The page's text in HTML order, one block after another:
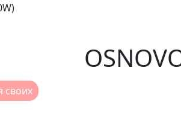
своих